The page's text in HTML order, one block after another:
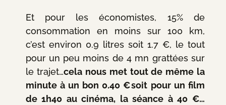
Et pour les économistes, 15% de
consommation en moins sur 100 km,
c’est environ 0.9 litres soit 1.7 €, le tout
pour un peu moins de 4 mn grattées sur
le trajet…cela nous met tout de même la
minute à un bon 0.40 € soit pour un film
de 1h40 au cinéma, la séance à 40 €…